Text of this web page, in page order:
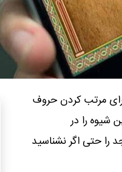
ابجد یک روش برای مرتب کردن حروف
شیوه را در
را حتی اگر نشناسید